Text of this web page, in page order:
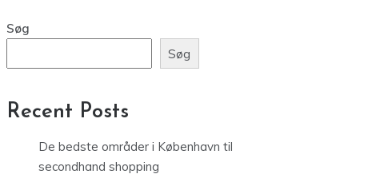
Søg
Søg
Recent Posts
De bedste områder i København til
secondhand shopping